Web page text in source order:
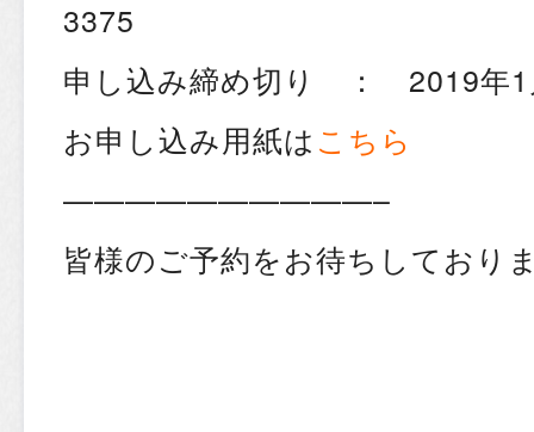
3375
申し込み締め切り ： 2019年1
お申し込み用紙はこちら
——————————–
皆様のご予約をお待ちしており